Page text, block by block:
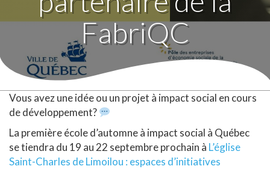
FabriQC
Vous avez une idée ou un projet à impact social en cours
de développement?
La première école d’automne à impact social à Québec
se tiendra du 19 au 22 septembre prochain à L’église
Saint-Charles de Limoilou : espaces d’initiatives